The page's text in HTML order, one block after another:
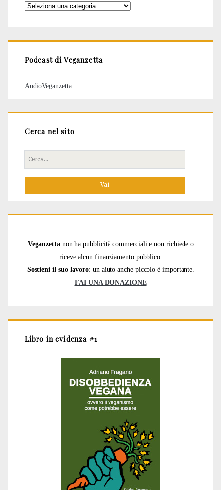
Categorie
Podcast di Veganzetta
AudioVeganzetta
Cerca nel sito
Cerca
per:
Veganzetta non ha pubblicità commerciali e non richiede o
riceve alcun finanziamento pubblico.
Sostieni il suo lavoro: un aiuto anche piccolo è importante.
FAI UNA DONAZIONE
Libro in evidenza #1